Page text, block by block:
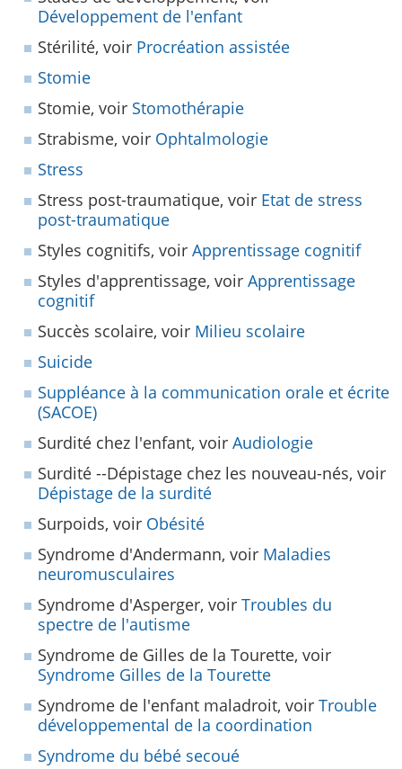
Développement de l'enfant
Stérilité, voir Procréation assistée
Stomie
Stomie, voir Stomothérapie
Strabisme, voir Ophtalmologie
Stress
Stress post-traumatique, voir Etat de stress
post-traumatique
Styles cognitifs, voir Apprentissage cognitif
Styles d'apprentissage, voir Apprentissage
cognitif
Succès scolaire, voir Milieu scolaire
Suicide
Suppléance à la communication orale et écrite
(SACOE)
Surdité chez l'enfant, voir Audiologie
Surdité --Dépistage chez les nouveau-nés, voir
Dépistage de la surdité
Surpoids, voir Obésité
Syndrome d'Andermann, voir Maladies
neuromusculaires
Syndrome d'Asperger, voir Troubles du
spectre de l'autisme
Syndrome de Gilles de la Tourette, voir
Syndrome Gilles de la Tourette
Syndrome de l'enfant maladroit, voir Trouble
développemental de la coordination
Syndrome du bébé secoué